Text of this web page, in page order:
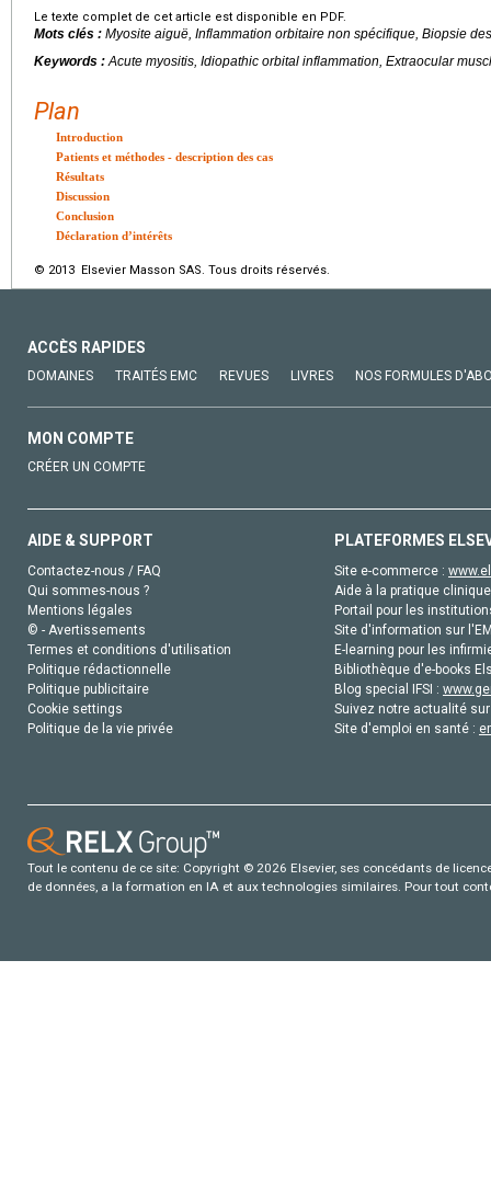
Le texte complet de cet article est disponible en PDF.
Mots clés : Myosite aiguë, Inflammation orbitaire non spécifique, Biopsie
Keywords :Acute myositis, Idiopathic orbital inflammation, Extraocular
Plan
Introduction
Patients et méthodes - description des cas
Résultats
Discussion
Conclusion
Déclaration d’intérêts
© 2013 Elsevier Masson SAS. Tous droits réservés.
ACCÈS RAPIDES
DOMAINES TRAITÉS EMC REVUES LIVRES NOS FORMULES
MON COMPTE
CRÉER UN COMPTE
AIDE & SUPPORT
Contactez-nous / FAQ
Qui sommes-nous ?
Mentions légales
© - Avertissements
Termes et conditions d'utilisation
Politique rédactionnelle
Politique publicitaire
Cookie settings
Politique de la vie privée
PLATEFORMES
Site e-commerce :
Aide à la pratique
Portail pour les
Site d'information sur
E-learning pour les
Bibliothèque d'e-books
Blog special IFSI :
Suivez notre actualité
Site d'emploi en santé :
Tout le contenu de ce site: Copyright © 2026 Elsevier, ses concédants de
de données, a la formation en IA et aux technologies similaires. Pour tout